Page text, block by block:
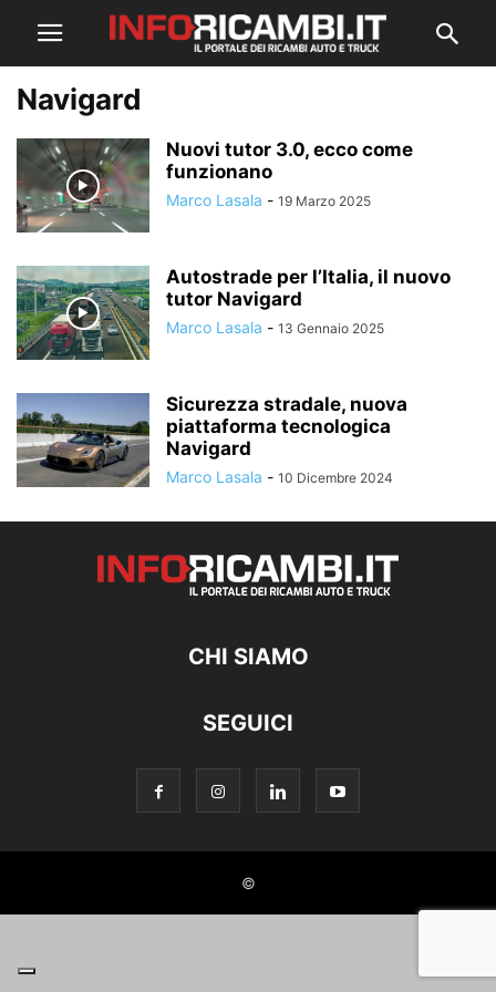
Navigard
Nuovi tutor 3.0, ecco come
funzionano
Marco Lasala - 19 Marzo 2025
Autostrade per l’Italia, il nuovo
tutor Navigard
Marco Lasala - 13 Gennaio 2025
Sicurezza stradale, nuova
piattaforma tecnologica
Navigard
Marco Lasala - 10 Dicembre 2024
CHI SIAMO
SEGUICI
©